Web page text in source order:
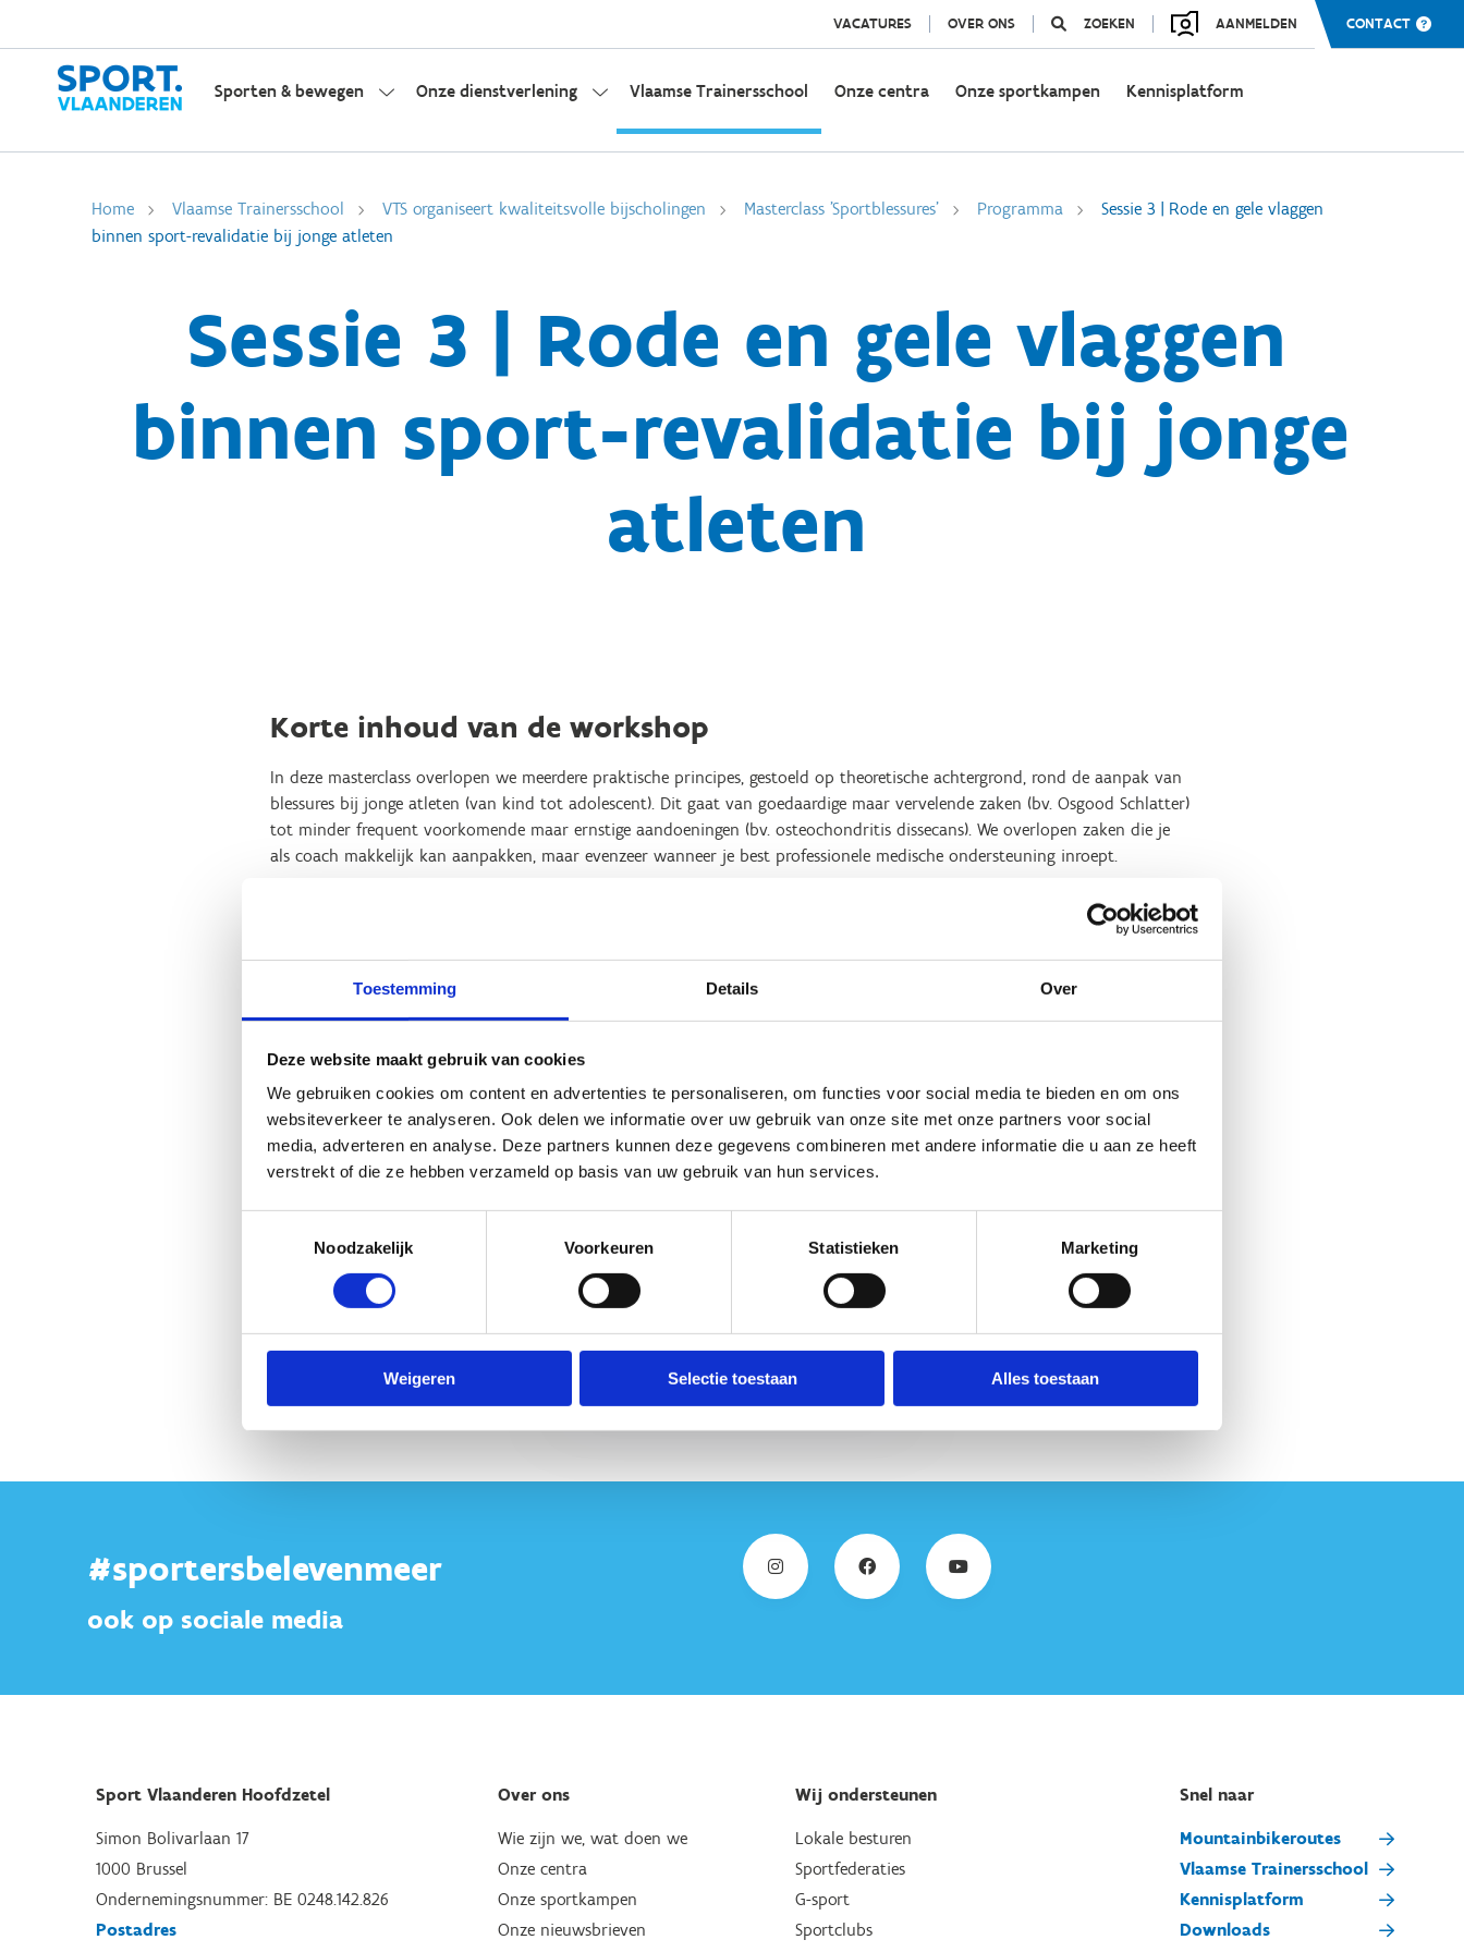
Toestemming Details Over
Deze website maakt gebruik van cookies
We gebruiken cookies om content en advertenties te personaliseren, om functies voor social media te bieden en om ons
websiteverkeer te analyseren. Ook delen we informatie over uw gebruik van onze site met onze partners voor social
media, adverteren en analyse. Deze partners kunnen deze gegevens combineren met andere informatie die u aan ze heeft
verstrekt of die ze hebben verzameld op basis van uw gebruik van hun services.
Noodzakelijk
Voorkeuren Statistieken Marketing
Weigeren Selectie toestaan Alles toestaan
VACATURES OVER ONS ZOEKEN AANMELDEN CONTACT
Sporten & bewegen Onze dienstverlening Vlaamse Trainersschool Onze centra Onze sportkampen Kennisplatform
Home Vlaamse Trainersschool VTS organiseert kwaliteitsvolle bijscholingen Masterclass 'Sportblessures' Programma
Sessie 3 | Rode en gele vlaggen
binnen sport-revalidatie bij jonge atleten
Sessie 3 | Rode en gele vlaggen
binnen sport-revalidatie bij jonge
atleten
Korte inhoud van de workshop
In deze masterclass overlopen we meerdere praktische principes, gestoeld op theoretische achtergrond, rond de aanpak van
blessures bij jonge atleten (van kind tot adolescent). Dit gaat van goedaardige maar vervelende zaken (bv. Osgood Schlatter)
tot minder frequent voorkomende maar ernstige aandoeningen (bv. osteochondritis dissecans). We overlopen zaken die je
als coach makkelijk kan aanpakken, maar evenzeer wanneer je best professionele medische ondersteuning inroept.
Biografie van de spreker
Prof. Dr. Stijn Bogaerts is als staflid verbonden aan de dienst fysische geneeskunde en revalidatie van UZ Leuven. Hierbij is
hij werkzaam te Pellenberg alsook op het Sportmedisch Adviescentrum (SMAC) op de campus van de faculteit bewegings- en
verschillende atleten in diverse sporten, alsook enkele clubs, federaties en topsportscholen (voetbal, volleybal, …). Dit
klinische werk combineert hij met wetenschappelijk onderzoek naar diagnostiek en behandeling van spier- en peesletsels,
alsook revalidatie van courante sportblessures.
Keer terug naar het programma
#sportersbelevenmeer
ook op sociale media
Sport Vlaanderen Hoofdzetel
Simon Bolivarlaan 17
1000 Brussel
Ondernemingsnummer: BE 0248.142.826
Postadres
Over ons
Wie zijn we, wat doen we
Onze centra
Onze sportkampen
Onze nieuwsbrieven
Wij ondersteunen
Lokale besturen
Sportfederaties
G-sport
Sportclubs
Snel naar
Mountainbikeroutes
Vlaamse Trainersschool
Kennisplatform
Downloads